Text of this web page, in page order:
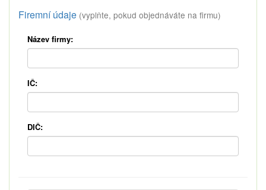
Firemní údaje (vyplňte, pokud objednáváte na firmu)
Název firmy:
IČ:
DIČ: